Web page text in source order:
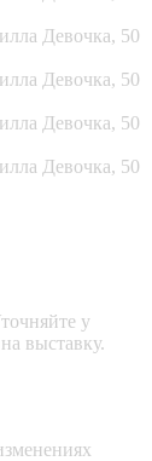
у
выставку.